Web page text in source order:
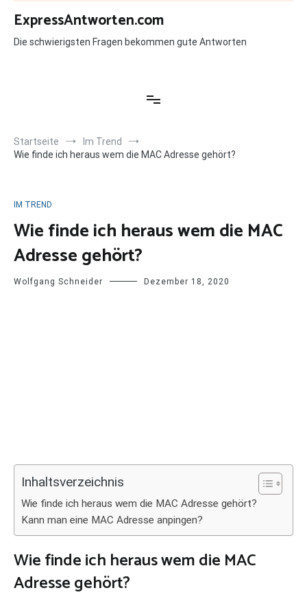
Zum
Inhalt
springen
ExpressAntworten.com
Die schwierigsten Fragen bekommen gute Antworten
Startseite
Im Trend
Wie finde ich heraus wem die MAC Adresse gehört?
IM TREND
Wie finde ich heraus wem die MAC
Adresse gehört?
Wolfgang Schneider Dezember 18, 2020
Inhaltsverzeichnis
Wie finde ich heraus wem die MAC Adresse gehört?
Kann man eine MAC Adresse anpingen?
Wie finde ich heraus wem die MAC
Adresse gehört?